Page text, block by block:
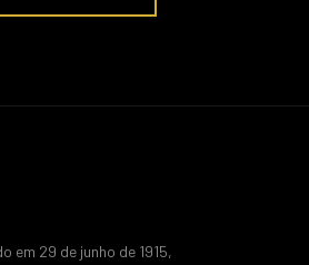
em 29 de junho de 1915,